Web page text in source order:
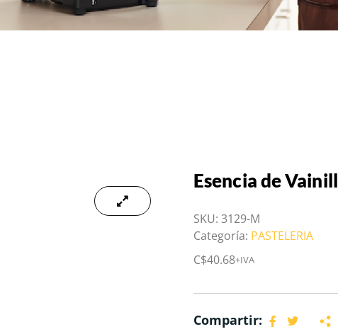
Esencia de
SKU: 3129-M
Categoría: PASTELERIA
C$40.68+IVA
Compartir: